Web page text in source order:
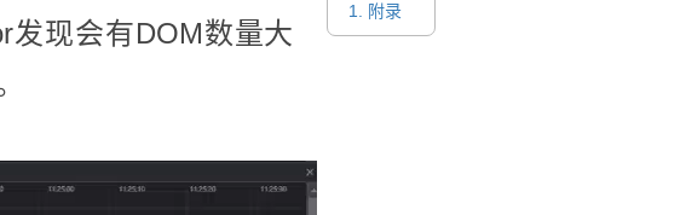
1. 附录
发现会有DOM数量大